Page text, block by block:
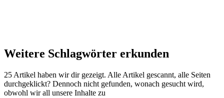
Weitere Schlagwörter erkunden
25 Artikel haben wir dir gezeigt. Alle Artikel gescannt, alle Seiten
durchgeklickt? Dennoch nicht gefunden, wonach gesucht wird,
obwohl wir all unsere Inhalte zu